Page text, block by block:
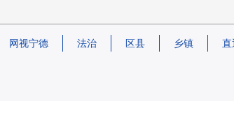
网视宁德 法治 区县 乡镇 直